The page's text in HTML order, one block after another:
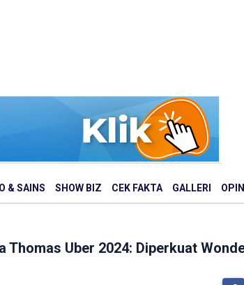
& SAINS SHOW BIZ CEK FAKTA GALLERI OPINI
Uber 2024: Diperkuat